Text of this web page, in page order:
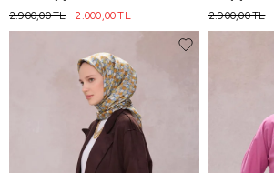
2.000,00 TL
2.900,00 TL 2.900,00 TL